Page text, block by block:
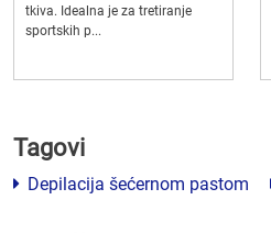
tkiva. Idealna je za tretiranje
sportskih p...
Tagovi
Depilacija šećernom pastom